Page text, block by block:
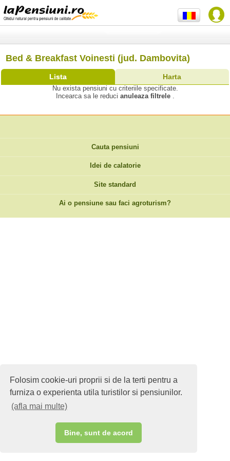
Folosim cookie-uri proprii si de la terti pentru a
furniza o experienta utila turistilor si pensiunilor.
(afla mai multe)
Bine, sunt de acord
Bed & Breakfast Voinesti (jud. Dambovita)
Lista Harta
Nu exista pensiuni cu criteriile specificate.
Incearca sa le reduci anuleaza filtrele .
Cauta pensiuni
Idei de calatorie
Site standard
Ai o pensiune sau faci agroturism?